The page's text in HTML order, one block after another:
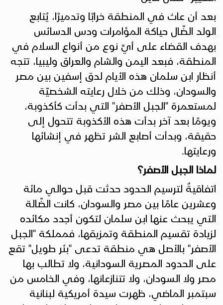
بعد أن عاث في المنطقة خرابًا وتدميرًا، يُتابع
الولد الضّال حياكة المؤامرات ودس الدسائس
بهدف القضاء على أيِّ نوع من أنواع السلام في
المنطقة، فبعد اليمن والشام والعراق وليبيا، تتجه
أنظار ابن سلمان هذه الأيام لدق إسفين بين مصر
والسودان، وذلك من خلال رعايته الشخصيّة
لمستعمرة "الجبل الأصفر" التي بدأت كأكذوبة،
ويومًا بعد آخر بدأت هذه الأكذوبة تتحول إلى
حقيقة، وبدأت أصابع الشر تظهر في إنشائها
ورعايتها.
لماذا الجبل الأصفر؟
اتفاقيةٌ لترسيم الحدود حدثت قبل حوالي مائة
وعشرين عامًا بين مصر والسودان، كانت الضّالة
التي يبحث عنها ابن سلمان لتكون أجدد مكائده
لزيادة تقسيم المنطقة وتمزيقها، فمملكة "الجبل
الأصفر" بالأصل هي منطقة تدعى "بئر طويل" تقع
على الحدود المصرية السودانية، ولا تطالب بها
مصر ولا السودان، ولا تتنازعانها، وفي الخامس من
سبتمبر الماضي، ظهرت سيدة أمريكية لبنانية